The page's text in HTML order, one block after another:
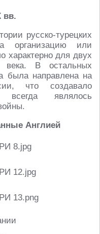
вв.
русско-турецких
организацию или
характерно для двух
века. В остальных
была направлена на
что создавало
являлось
Англией